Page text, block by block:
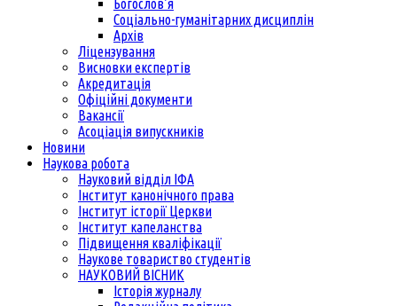
Богослов’я
Соціально-гуманітарних дисциплін
Архів
Ліцензування
Висновки експертів
Акредитація
Офіційні документи
Вакансії
Асоціація випускників
Новини
Наукова робота
Науковий відділ ІФА
Інститут канонічного права
Інститут історії Церкви
Інститут капеланства
Підвищення кваліфікації
Наукове товариство студентів
НАУКОВИЙ ВІСНИК
Історія журналу